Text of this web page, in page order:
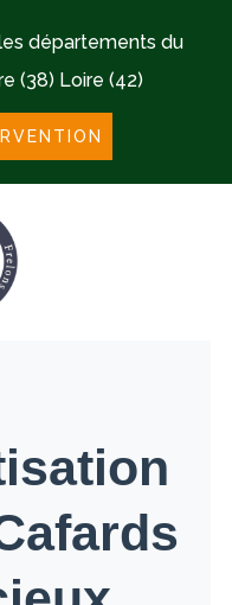
départements du
(38) Loire (42)